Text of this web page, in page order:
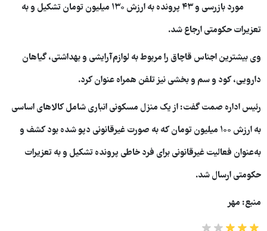
۴۲۶ مورد بازرسی و ۴۳ پرونده به ارزش ۱۳۰ میلیون تومان تشکیل و به
تعزیرات حکومتی ارجاع شد.
وی بیشترین اجناس قاچاق را مربوط به لوازم‌آرایشی و بهداشتی، گیاهان
دارویی، کود و سم و بخشی نیز تلفن همراه عنوان کرد.
رئیس اداره صمت گفت: از یک منزل مسکونی انباری شامل کالاهای اساسی
به ارزش ۱۰۰ میلیون تومان که به صورت غیرقانونی دپو شده بود کشف و
به‌عنوان فعالیت غیرقانونی برای فرد خاطی پرونده تشکیل و به تعزیرات
حکومتی ارسال شد.
منبع: مهر